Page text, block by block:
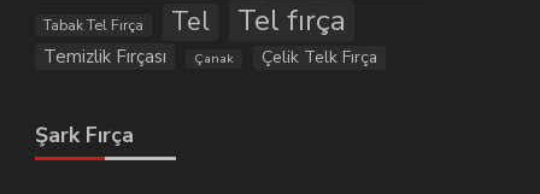
Tabak Tel Fırça
Tel Tel fırça
Temizlik Fırçası Çanak Çelik Telk Fırça
Şark Fırça